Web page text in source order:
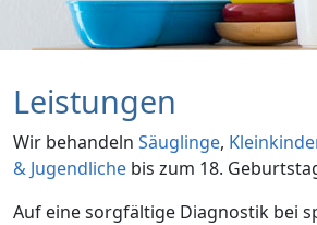
Leistungen
Wir behandeln Säuglinge,
& Jugendliche bis zum 18.
Auf eine sorgfältige Diagnostik bei